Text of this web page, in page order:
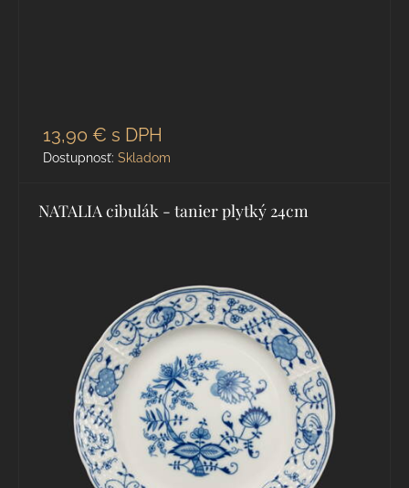
13,90 € s DPH
Dostupnosť: Skladom
NATALIA cibulák - tanier plytký 24cm